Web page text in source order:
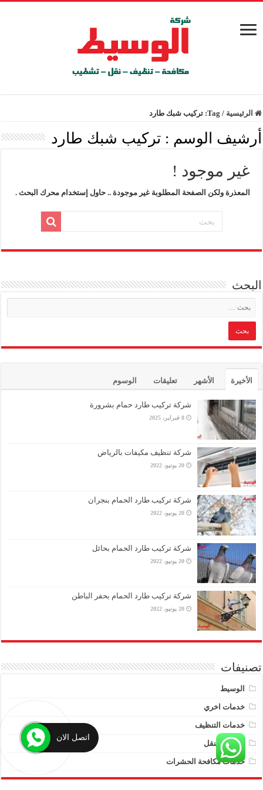
الرئيسية /
Tag: تركيب شبك طارد
أرشيف الوسم :تركيب شبك طارد
غير موجود !
المعذرة ولكن الصفحة المطلوبة غير موجودة .. حاول إستخدام محرك البحث .
البحث
الأخيرة الأشهر تعليقات الوسوم
شركة تركيب طارد حمام بشرورة
8 فبراير، 2025
شركة تنظيف مكيفات بالرياض
20 يونيو، 2022
شركة تركيب طارد الحمام بنجران
20 يونيو، 2022
شركة تركيب طارد الحمام بحائل
20 يونيو، 2022
شركة تركيب طارد الحمام بحفر الباطن
20 يونيو، 2022
تصنيفات
الوسيط
خدمات اخري
خدمات التنظيف
خدمات النقل
خدمات مكافحة الحشرات
اتصل الان